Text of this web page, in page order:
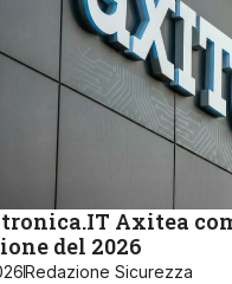
Axitea
del 2026
Redazione Sicurezza